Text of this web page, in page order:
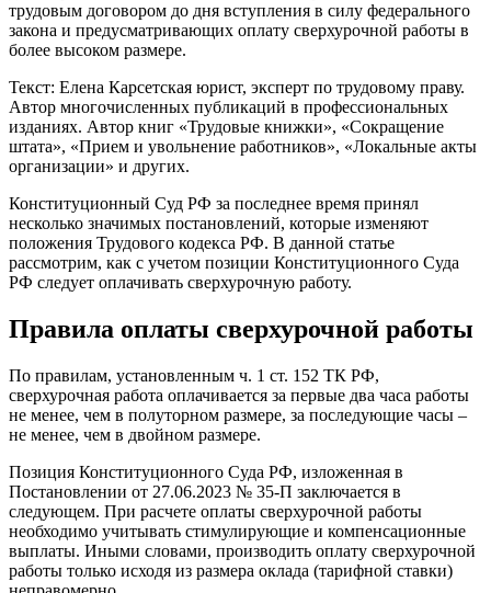
трудовым договором до дня вступления в силу федерального
закона и предусматривающих оплату сверхурочной работы в
более высоком размере.
Текст: Елена Карсетская юрист, эксперт по трудовому праву.
Автор многочисленных публикаций в профессиональных
изданиях. Автор книг «Трудовые книжки», «Сокращение
штата», «Прием и увольнение работников», «Локальные акты
организации» и других.
Конституционный Суд РФ за последнее время принял
несколько значимых постановлений, которые изменяют
положения Трудового кодекса РФ. В данной статье
рассмотрим, как с учетом позиции Конституционного Суда
РФ следует оплачивать сверхурочную работу.
Правила оплаты сверхурочной работы
По правилам, установленным ч. 1 ст. 152 ТК РФ,
сверхурочная работа оплачивается за первые два часа работы
не менее, чем в полуторном размере, за последующие часы –
не менее, чем в двойном размере.
Позиция Конституционного Суда РФ, изложенная в
Постановлении от 27.06.2023 № 35-П заключается в
следующем. При расчете оплаты сверхурочной работы
необходимо учитывать стимулирующие и компенсационные
выплаты. Иными словами, производить оплату сверхурочной
работы только исходя из размера оклада (тарифной ставки)